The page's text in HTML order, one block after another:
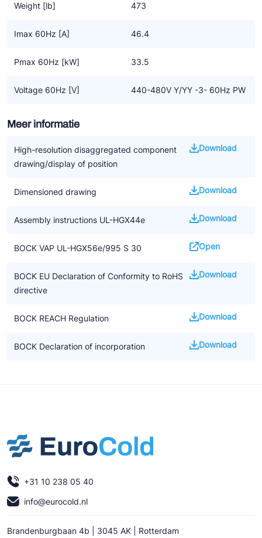
Weight [lb] 473
Imax 60Hz [A] 46.4
Pmax 60Hz [kW] 33.5
Voltage 60Hz [V] 440-480V Y/YY -3- 60Hz PW
Meer informatie
High-resolution disaggregated component
drawing/display of position
Download
Dimensioned drawing Download
Assembly instructions UL-HGX44e Download
BOCK VAP UL-HGX56e/995 S 30 Open
BOCK EU Declaration of Conformity to RoHS
directive
Download
BOCK REACH Regulation Download
BOCK Declaration of incorporation Download
+31 10 238 05 40
info@eurocold.nl
Brandenburgbaan 4b | 3045 AK | Rotterdam